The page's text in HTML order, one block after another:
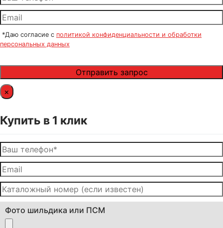
*Даю согласие с политикой конфиденциальности и обработки
персональных данных
×
Купить в 1 клик
Фото шильдика или ПСМ